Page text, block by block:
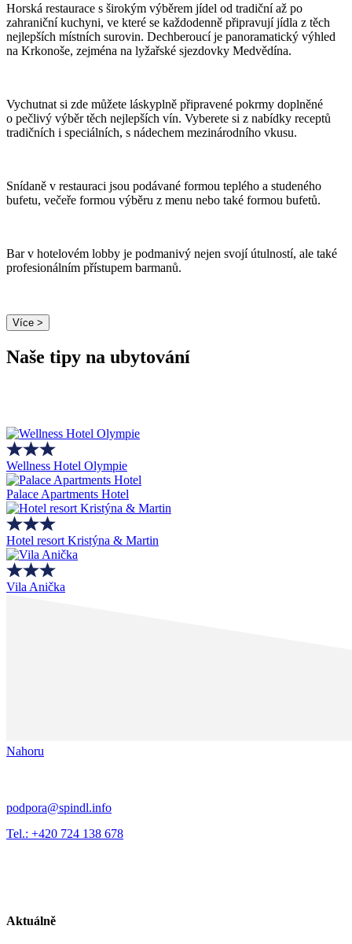
Horská restaurace s širokým výběrem jídel od tradiční až po
zahraniční kuchyni, ve které se každodenně připravují jídla z těch
nejlepších místních surovin. Dechberoucí je panoramatický výhled
na Krkonoše, zejména na lyžařské sjezdovky Medvědína.
Vychutnat si zde můžete láskyplně připravené pokrmy doplněné
o pečlivý výběr těch nejlepších vín. Vyberete si z nabídky receptů
tradičních i speciálních, s nádechem mezinárodního vkusu.
Snídaně v restauraci jsou podávané formou teplého a studeného
bufetu, večeře formou výběru z menu nebo také formou bufetů.
Bar v hotelovém lobby je podmanivý nejen svojí útulností, ale také
profesionálním přístupem barmanů.
Více >
Naše tipy na ubytování
Wellness Hotel Olympie
Palace Apartments Hotel
Hotel resort Kristýna & Martin
Vila Anička
Nahoru
podpora@spindl.info
Tel.: +420 724 138 678
Aktuálně